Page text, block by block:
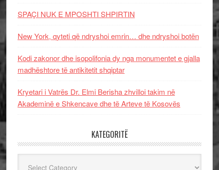
SPAÇI NUK E MPOSHTI SHPIRTIN
New York, qyteti që ndryshoi emrin… dhe ndryshoi botën
Kodi zakonor dhe isopolifonia dy nga monumentet e gjalla
madhështore të antikitetit shqiptar
Kryetari i Vatrës Dr. Elmi Berisha zhvilloi takim në
Akademinë e Shkencave dhe të Arteve të Kosovës
KATEGORITË